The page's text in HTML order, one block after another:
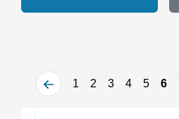
1 2 3 4 5 6